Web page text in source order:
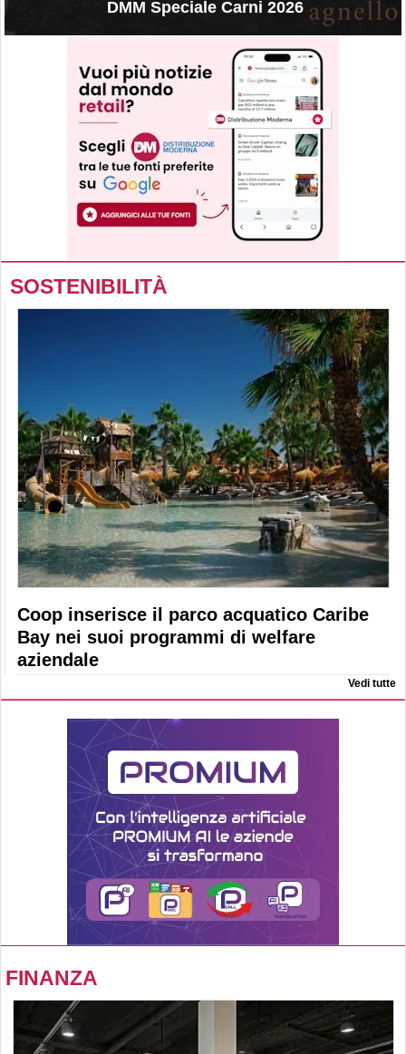
DMM Speciale Carni 2026
SOSTENIBILITÀ
Coop inserisce il parco acquatico Caribe
Bay nei suoi programmi di welfare
aziendale
Vedi tutte
FINANZA